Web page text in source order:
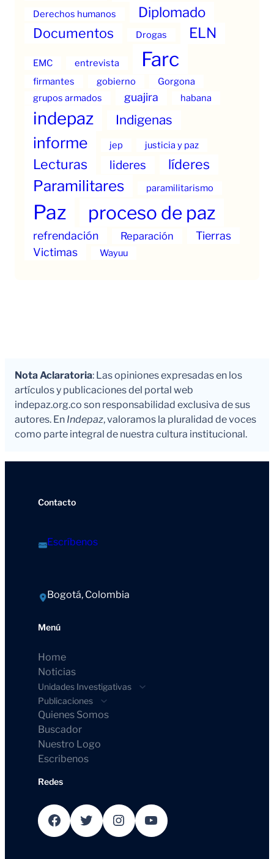
Derechos humanos Diplomado
Documentos Drogas ELN
EMC entrevista Farc
firmantes gobierno
Gorgona
grupos armados
guajira habana
indepaz Indigenas
informe jep justicia y paz
Lecturas lideres líderes
Paramilitares paramilitarismo
Paz proceso de paz
refrendación Reparación
Tierras
Victimas
Wayuu
Nota Aclaratoria: Las opiniones expresadas en los
artículos y publicaciones del portal web
indepaz.org.co son responsabilidad exclusiva de sus
autores. En Indepaz, valoramos la pluralidad de voces
como parte integral de nuestra cultura institucional.
Contacto
Escríbenos
Bogotá, Colombia
Menú
Home
Noticias
Unidades Investigativas
Publicaciones
Quienes Somos
Buscador
Nuestro Logo
Escribenos
Redes
Facebook Twitter Instagram YouTube